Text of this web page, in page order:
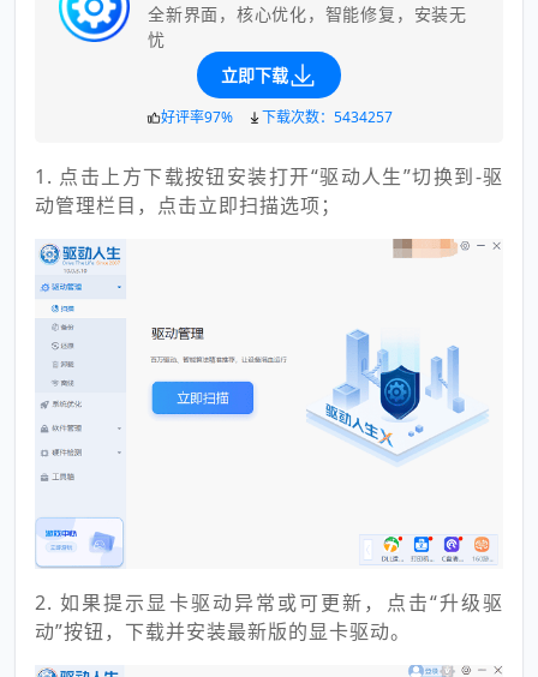
全新界面，核心优化，智能修复，安装无
忧
立即下载
好评率97% 下载次数：5434257
1. 点击上方下载按钮安装打开“驱动人生”切换到-驱
动管理栏目，点击立即扫描选项；
2. 如果提示显卡驱动异常或可更新，点击“升级驱
动”按钮，下载并安装最新版的显卡驱动。